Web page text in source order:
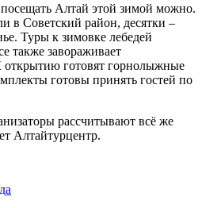
Алтай этой зимой можно.
в Советский район, десятки –
Туры к зимовке лебедей
также завораживает
открытию готовят горнолыжные
готовы принять гостей по
рассчитывают всё же
Алтайтурцентр.